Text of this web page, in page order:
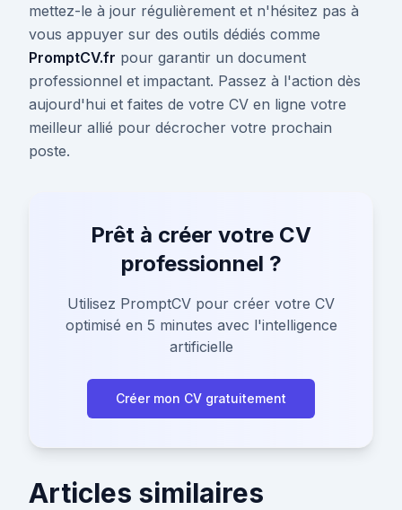
mettez-le à jour régulièrement et n'hésitez pas à
vous appuyer sur des outils dédiés comme
PromptCV.fr pour garantir un document
professionnel et impactant. Passez à l'action dès
aujourd'hui et faites de votre CV en ligne votre
meilleur allié pour décrocher votre prochain
poste.
Prêt à créer votre CV
professionnel ?
Utilisez PromptCV pour créer votre CV
optimisé en 5 minutes avec l'intelligence
artificielle
Créer mon CV gratuitement
Articles similaires